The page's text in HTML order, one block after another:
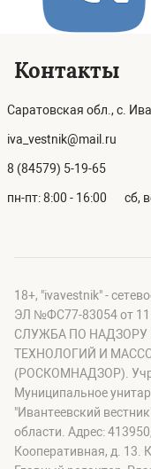
Контакты
Саратовская обл., с.
iva_vestnik@mail.ru
8 (84579) 5-19-65
пн-пт: 8:00 - 16:00 сб,
18+, "ivavestnik" -
ЭЛ №ФС77-83054 от
СЛУЖБА ПО
ТЕХНОЛОГИЙ И
(РОСКОМНАДЗОР).
Муниципальное
"Ивантеевский
области. Адрес:
Кооперативная, д. 13.